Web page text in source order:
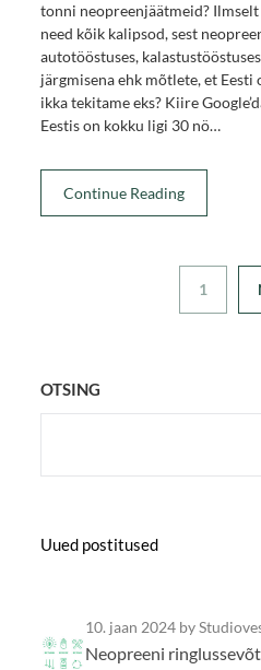
tonni neopreenjäätmeid?
need kõik kalipsod, sest
autotööstuses,
järgmisena ehk mõtlete, et
ikka tekitame eks? Kiire
Eestis on kokku ligi 30 nö…
Continue Reading
1
OTSING
Uued postitused
10. jaan 2024 by
Neopreeni